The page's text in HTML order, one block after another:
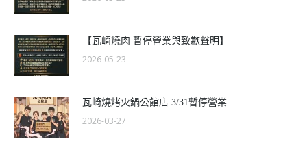
【瓦崎燒肉 暫停營業與致歉聲明】
2026-05-23
瓦崎燒烤火鍋公館店 3/31暫停營業
2026-03-27